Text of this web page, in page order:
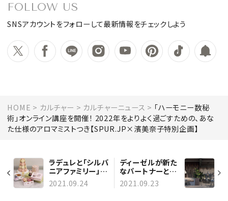
FOLLOW US
SNSアカウントをフォローして最新情報をチェックしよう
HOME カルチャー カルチャーニュース
「ハーモニー数秘
術」オンライン講座を開催！ 2022年をよりよく過ごすための、あな
た仕様のアロマミストつき【SPUR.JP×濱美奈子特別企画】
ラデュレと「シルバ
ニアファミリー」が
夢のコラボ！ マカ
ロンボックスやテ
2021.09.24
ディーゼルが新た
なパートナーと照
明シリーズでコラ
ボ。「DIESEL
2021.09.23